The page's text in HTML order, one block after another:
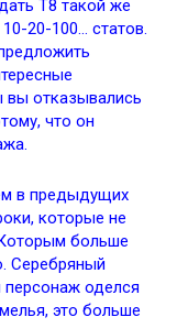
Т8 такой же
20-100… статов.
отказывались
что он
в предыдущих
которые не
больше
Серебряный
персонаж оделся
это больше